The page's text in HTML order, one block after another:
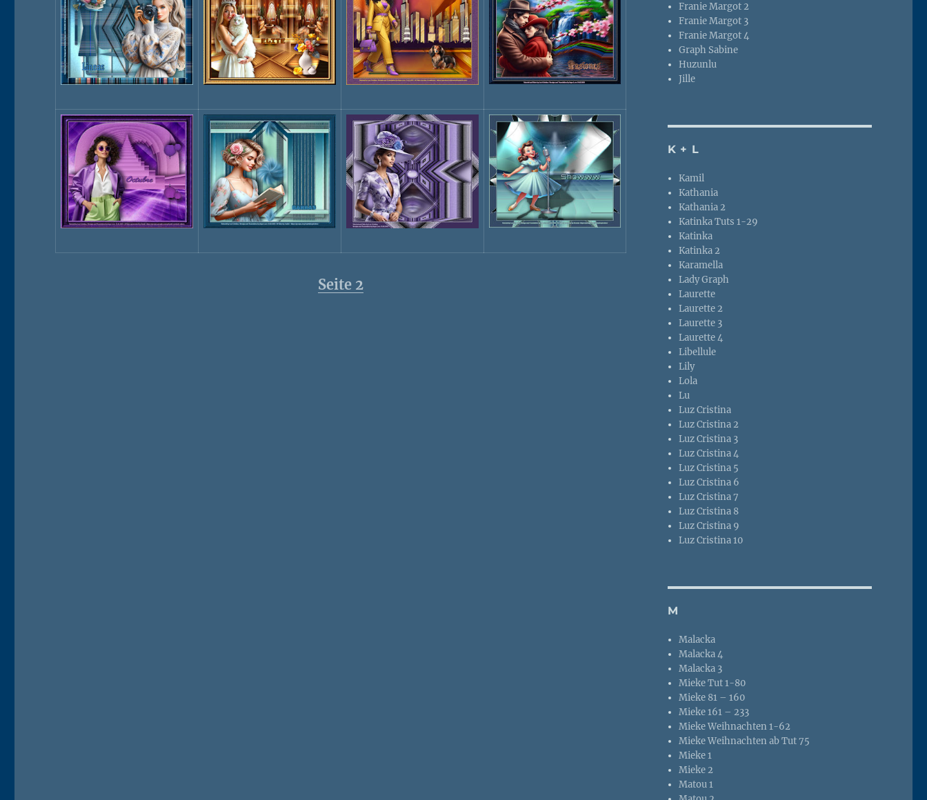
Seite 2
Franie Margot 2
Franie Margot 3
Franie Margot 4
Graph Sabine
Huzunlu
Jille
K + L
Kamil
Kathania
Kathania 2
Katinka Tuts 1-29
Katinka
Katinka 2
Karamella
Lady Graph
Laurette
Laurette 2
Laurette 3
Laurette 4
Libellule
Lily
Lola
Lu
Luz Cristina
Luz Cristina 2
Luz Cristina 3
Luz Cristina 4
Luz Cristina 5
Luz Cristina 6
Luz Cristina 7
Luz Cristina 8
Luz Cristina 9
Luz Cristina 10
M
Malacka
Malacka 4
Malacka 3
Mieke Tut 1-80
Mieke 81 – 160
Mieke 161 – 233
Mieke Weihnachten 1-62
Mieke Weihnachten ab Tut 75
Mieke 1
Mieke 2
Matou 1